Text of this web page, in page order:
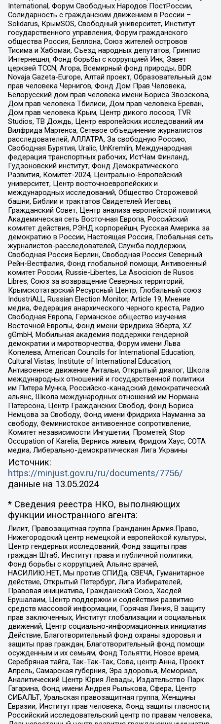
International, Форум Свободных Народов ПостРоссии,
Солидарность с гражданским движением в России –
Solidarus, КрымSOS, Свободный университет, Институт
государственного управления, Форум гражданского
общества Россия, Беллона, Союз жителей островов
Тисима и Хабомаи, Съезд народных депутатов, Гринпис
Интернешнл, Фонд борьбы с коррупцией Инк, Завет
церквей TCCN, Агора, Всемирный фонд природы, BDR
Novaja Gazeta-Europe, Алтай проект, Образовательный дом
прав человека Чернигов, Фонд Дом Прав Человека,
Белорусский дом прав человека имени Бориса Звозскова,
Дом прав человека Тбилиси, Дом прав человека Ереван,
Дом прав человека Крым, Центр дикого лосося, TVR
Studios, ТВ Дождь, Центр европейских исследований им
Вилфрида Мартенса, Сетевое объединение журналистов
расследователей, АЛЛАТРА, За свободную Россию,
Свободная Бурятия, Uralic, UnKremlin, Международная
федерация транспортных рабочих, ИстЧам Финланд,
Гудзоновский институт, Фонд Демократического
Развития, Комитет-2024, Центрально-Европейский
университет, Центр восточноевропейских и
международных исследований, Общество Сторожевой
башни, Библии и трактатов Свидетелей Иеговы,
Гражданский Совет, Центр анализа европейской политики,
Академическая сеть Восточная Европа, Российский
комитет действия, РЭНД корпорейшн, Русская Америка за
демократию в России, Настоящая Россия, Глобальная сеть
журналистов-расследователей, Служба поддержки,
Свободная Россия Берлин, Свободная Россия Северный
Рейн-Вестфалия, Фонд глобальной помощи, Антивоенный
комитет России, Russie-Libertes, La Asocicion de Rusos
Libres, Союз за возвращение Северных территорий,
Крымскотатарский Ресурсный Центр, Глобальный союз
IndustriALL, Russian Election Monitor, Article 19, Мнение
медиа, Федерация анархического черного креста, Радио
Свободная Европа, Германское общество изучения
Восточной Европы, Фонд имени Фридриха Эберта, XZ
gGmbH, Мобильная академия поддержки гендерной
демократии и миротворчества, Форум имени Льва
Копелева, American Councils for International Education,
Cultural Vistas, Institute of International Education,
Антивоенное движение Антальи, Открытый диалог, Школа
международных отношений и государственной политики
им Питера Мунка, Российско-канадский демократический
альянс, Школа международных отношений им Нормана
Патерсона, Центр Гражданских Свобод, Фонд Бориса
Немцова за Свободу, Фонд имени Фридриха Науманна за
свободу, Феминистское антивоенное сопротивление,
Комитет независимости Ингушетии, Прометей, Stop
Occupation of Karelia, Вернись живым, Фридом Хаус, СОТА
медиа, Либерально-демократическая Лига Украины
Источник:
https://minjust.gov.ru/ru/documents/7756/
данные на 13.05.2024
* Сведения реестра НКО, выполняющих
функции иностранного агента:
Лилит, Правозащитная группа Гражданин.Армия.Право,
Нижегородский центр немецкой и европейской культуры,
Центр гендерных исследований, Фонд защиты прав
граждан Штаб, Институт права и публичной политики,
Фонд борьбы с коррупцией, Альянс врачей,
НАСИЛИЮ.НЕТ, Мы против СПИДа, СВЕЧА, Гуманитарное
действие, Открытый Петербург, Лига Избирателей,
Правовая инициатива, Гражданский Союз, Хасдей
Ерушалаим, Центр поддержки и содействия развитию
средств массовой информации, Горячая Линия, В защиту
прав заключенных, Институт глобализации и социальных
движений, Центр социально-информационных инициатив
Действие, Благотворительный фонд охраны здоровья и
защиты прав граждан, Благотворительный фонд помощи
осужденным и их семьям, Фонд Тольятти, Новое время,
Серебряная тайга, Так-Так-Так, Сова, центр Анна, Проект
Апрель, Самарская губерния, Эра здоровья, Мемориал,
Аналитический Центр Юрия Левады, Издательство Парк
Гагарина, Фонд имени Андрея Рылькова, Сфера, Центр
СИБАЛЬТ, Уральская правозащитная группа, Женщины
Евразии, Институт прав человека, Фонд защиты гласности,
Российский исследовательский центр по правам человека,